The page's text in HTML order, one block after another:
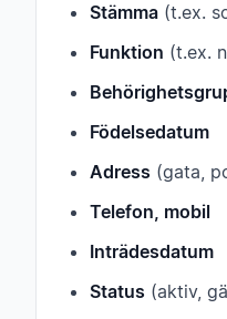
Stämma (t.ex.
Funktion (t.ex.
Födelsedatum
Adress (gata,
Telefon, mobil
Inträdesdatum
Status (aktiv,